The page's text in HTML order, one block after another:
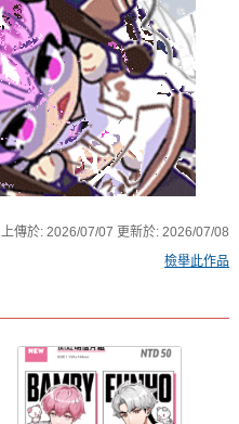
上傳於:2026/07/07 更新於:2026/07/08
檢舉此作品